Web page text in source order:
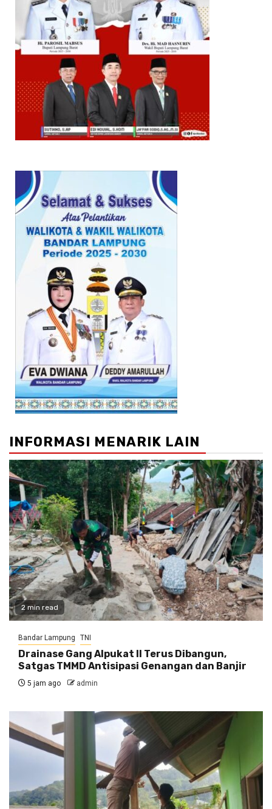
INFORMASI MENARIK LAIN
2 min read
Bandar Lampung TNI
Drainase Gang Alpukat II Terus Dibangun,
Satgas TMMD Antisipasi Genangan dan Banjir
5 jam ago admin